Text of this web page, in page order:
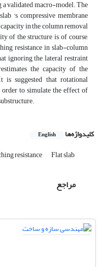
a validated macro-model. The
's compressive membrane
in the column removal
of the structure is, of course,
resistance in slab-column
ignoring the lateral restraint
the capacity of the
suggested that rotational
order to simulate the effect of
کلیدواژه‌ها English
resistance Flat slab
مراجع